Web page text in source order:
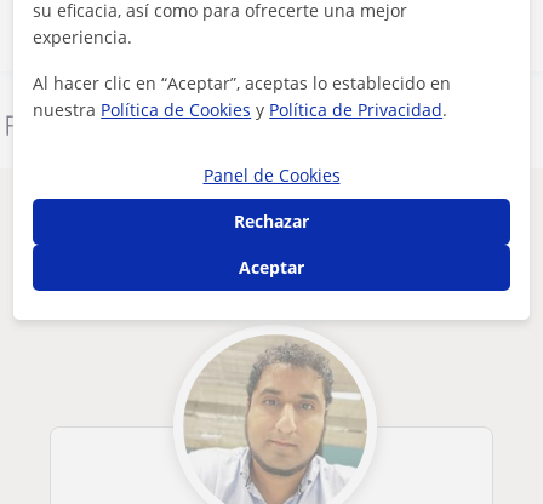
Denunciar este perfil
Otros profesores de Todos los cursos en
Albacete que pueden interesarte
su eficacia, así como para ofrecerte una mejor
experiencia.
Al hacer clic en “Aceptar”, aceptas lo establecido en
nuestra Política de Cookies y Política de Privacidad.
Panel de Cookies
Rechazar
Aceptar